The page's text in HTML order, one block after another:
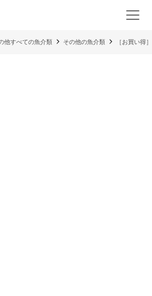
他すべての魚介類 その他の魚介類 ［お買い得